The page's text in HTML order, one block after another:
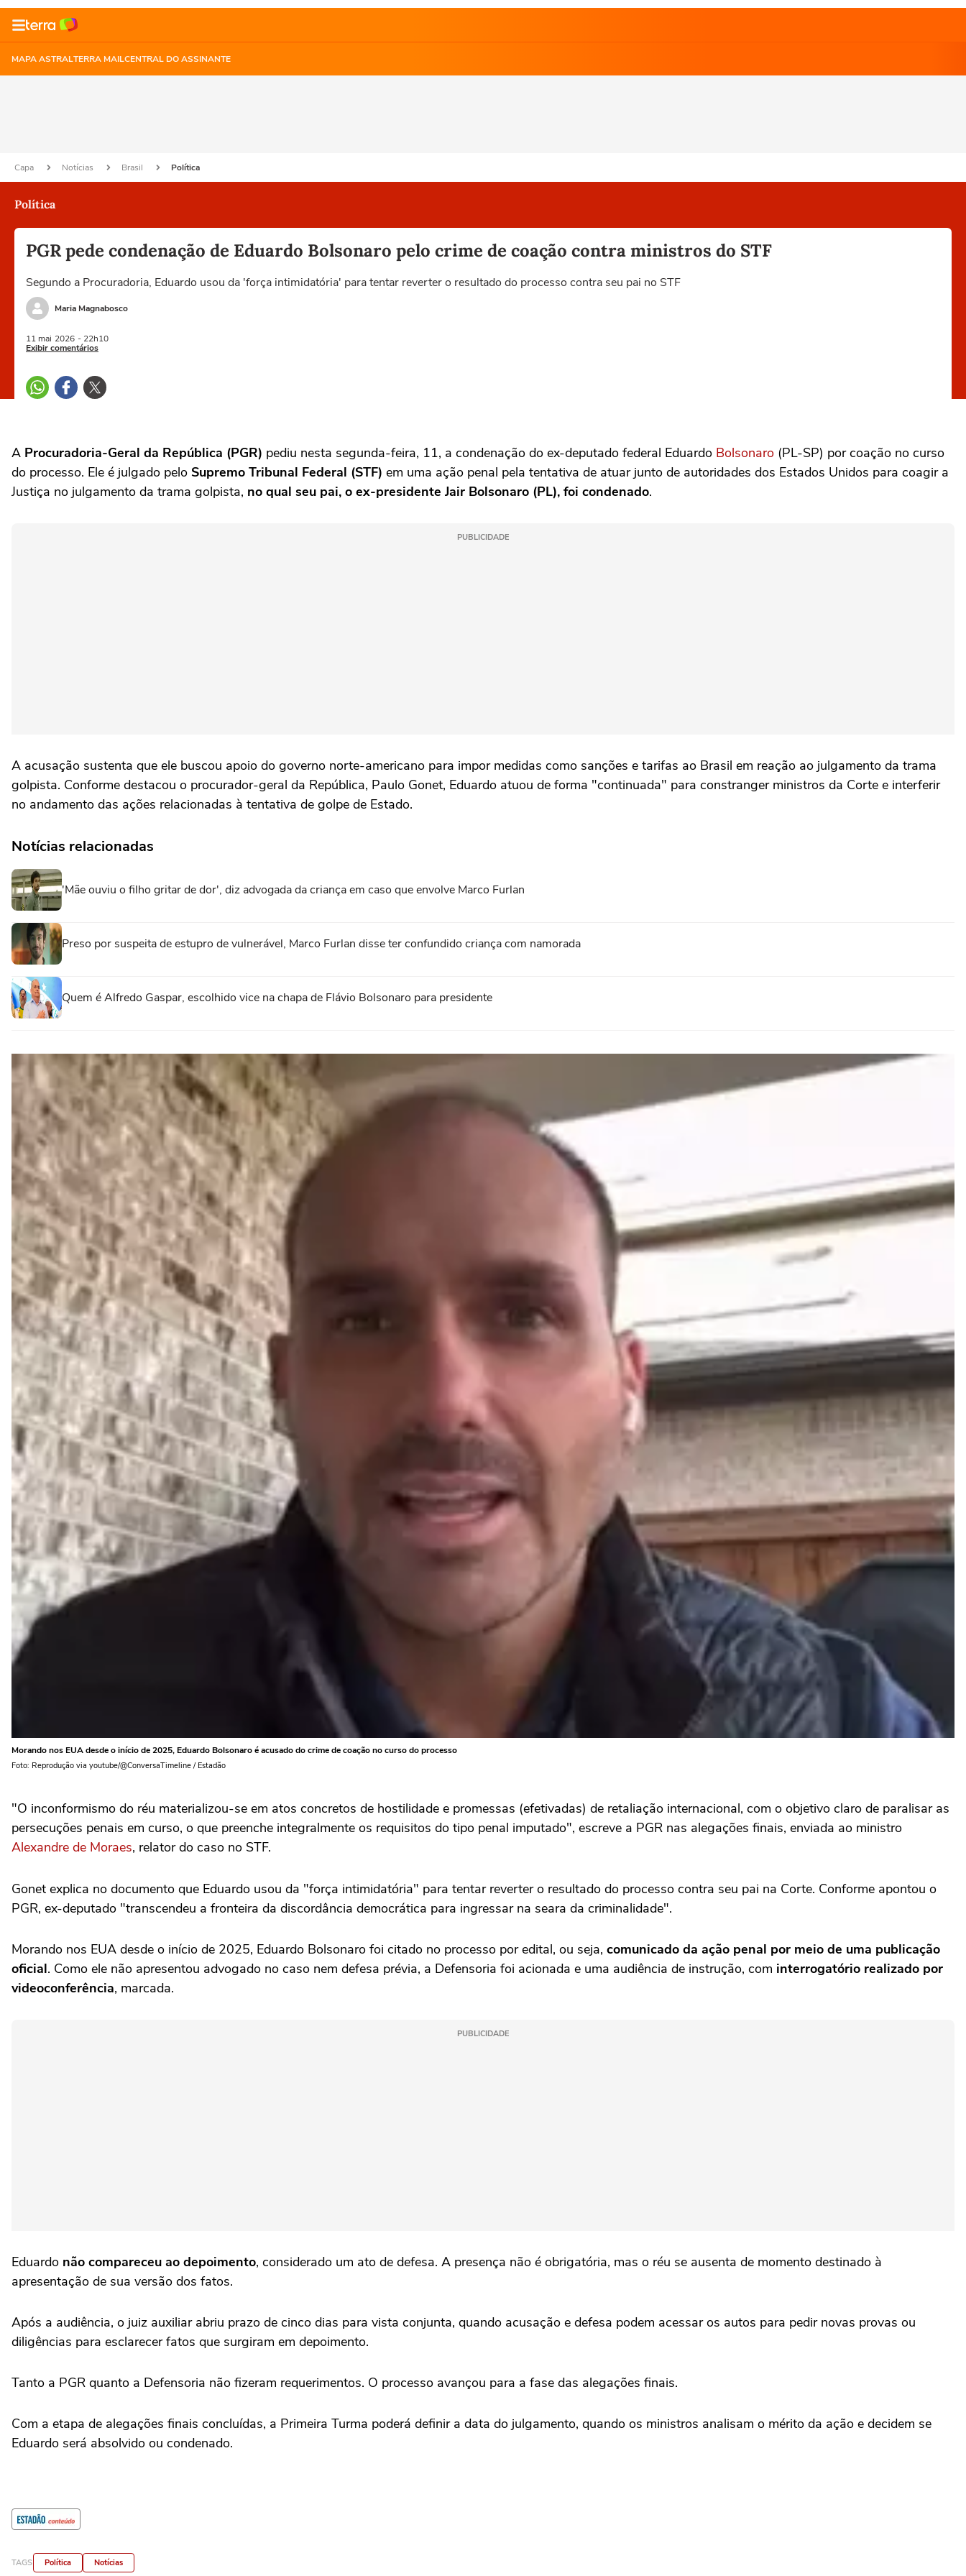
MAPA ASTRALTERRA MAILCENTRAL DO ASSINANTE
Capa Notícias Brasil Política
Política
PGR pede condenação de Eduardo Bolsonaro pelo crime de coação contra ministros do STF
Segundo a Procuradoria, Eduardo usou da 'força intimidatória' para tentar reverter o resultado do processo contra seu pai no STF
Maria Magnabosco
11 mai 2026 - 22h10
Exibir comentários
A Procuradoria-Geral da República (PGR) pediu nesta segunda-feira, 11, a condenação do ex-deputado federal Eduardo Bolsonaro (PL-SP) por coação no curso
do processo. Ele é julgado pelo Supremo Tribunal Federal (STF) em uma ação penal pela tentativa de atuar junto de autoridades dos Estados Unidos para coagir a
Justiça no julgamento da trama golpista, no qual seu pai, o ex-presidente Jair Bolsonaro (PL), foi condenado.
PUBLICIDADE
A acusação sustenta que ele buscou apoio do governo norte-americano para impor medidas como sanções e tarifas ao Brasil em reação ao julgamento da trama
golpista. Conforme destacou o procurador-geral da República, Paulo Gonet, Eduardo atuou de forma "continuada" para constranger ministros da Corte e interferir
no andamento das ações relacionadas à tentativa de golpe de Estado.
Notícias relacionadas
'Mãe ouviu o filho gritar de dor', diz advogada da criança em caso que envolve Marco Furlan
Preso por suspeita de estupro de vulnerável, Marco Furlan disse ter confundido criança com namorada
Quem é Alfredo Gaspar, escolhido vice na chapa de Flávio Bolsonaro para presidente
Morando nos EUA desde o início de 2025, Eduardo Bolsonaro é acusado do crime de coação no curso do processo
Foto: Reprodução via youtube/@ConversaTimeline / Estadão
"O inconformismo do réu materializou-se em atos concretos de hostilidade e promessas (efetivadas) de retaliação internacional, com o objetivo claro de paralisar as
persecuções penais em curso, o que preenche integralmente os requisitos do tipo penal imputado", escreve a PGR nas alegações finais, enviada ao ministro
Alexandre de Moraes, relator do caso no STF.
Gonet explica no documento que Eduardo usou da "força intimidatória" para tentar reverter o resultado do processo contra seu pai na Corte. Conforme apontou o
PGR, ex-deputado "transcendeu a fronteira da discordância democrática para ingressar na seara da criminalidade".
Morando nos EUA desde o início de 2025, Eduardo Bolsonaro foi citado no processo por edital, ou seja, comunicado da ação penal por meio de uma publicação
oficial. Como ele não apresentou advogado no caso nem defesa prévia, a Defensoria foi acionada e uma audiência de instrução, com interrogatório realizado por
videoconferência, marcada.
PUBLICIDADE
Eduardo não compareceu ao depoimento, considerado um ato de defesa. A presença não é obrigatória, mas o réu se ausenta de momento destinado à
apresentação de sua versão dos fatos.
Após a audiência, o juiz auxiliar abriu prazo de cinco dias para vista conjunta, quando acusação e defesa podem acessar os autos para pedir novas provas ou
diligências para esclarecer fatos que surgiram em depoimento.
Tanto a PGR quanto a Defensoria não fizeram requerimentos. O processo avançou para a fase das alegações finais.
Com a etapa de alegações finais concluídas, a Primeira Turma poderá definir a data do julgamento, quando os ministros analisam o mérito da ação e decidem se
Eduardo será absolvido ou condenado.
TAGS Política Notícias